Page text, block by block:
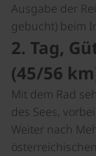
Ausgabe der
gebucht) beim
2. Tag,
(45/56
Mit dem Rad
des Sees,
Weiter nach